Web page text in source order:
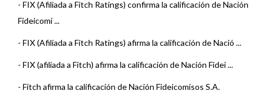
- FIX (Afiliada a Fitch Ratings) confirma la calificación de Nación
Fideicomi ...
- FIX (Afiliada a Fitch Ratings) afirma la calificación de Nació ...
- FIX (afiliada a Fitch) afirma la calificación de Nación Fidei ...
- Fitch afirma la calificación de Nación Fideicomisos S.A.